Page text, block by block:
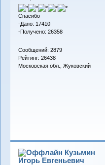
Спасибо
-Дано: 17410
-Получено: 26358
Сообщений: 2879
Рейтинг: 26438
Московская обл., Жуковский
Кузьмин
Игорь Евгеньевич